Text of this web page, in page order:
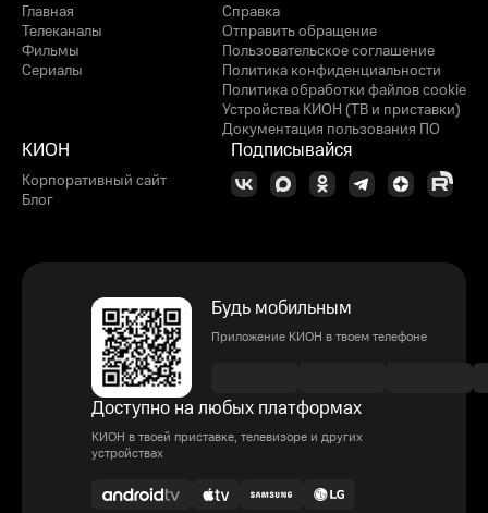
Главная
Телеканалы
Фильмы
Сериалы
Справка
Отправить обращение
Пользовательское соглашение
Политика конфиденциальности
Политика обработки файлов cookie
Устройства КИОН (ТВ и приставки)
Документация пользования ПО
КИОН
Корпоративный сайт
Блог
Подписывайся
Будь мобильным
Приложение КИОН в твоем телефоне
Доступно на любых платформах
КИОН в твоей приставке, телевизоре и других
устройствах